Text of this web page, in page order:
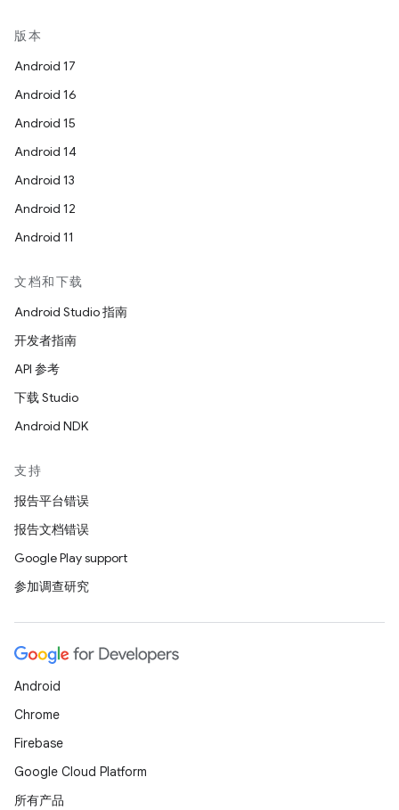
版本
Android 17
Android 16
Android 15
Android 14
Android 13
Android 12
Android 11
文档和下载
Android Studio 指南
开发者指南
API 参考
下载 Studio
Android NDK
支持
报告平台错误
报告文档错误
Google Play support
参加调查研究
Android
Chrome
Firebase
Google Cloud Platform
所有产品